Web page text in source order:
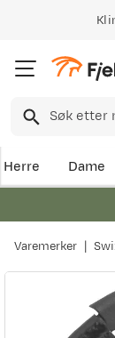
Herre Dame
Varemerker